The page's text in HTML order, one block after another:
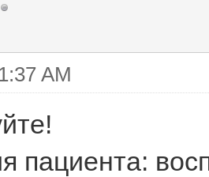
AM
пациента: